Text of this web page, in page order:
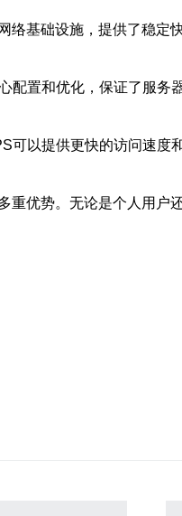
基础设施，提供了稳定
置和优化，保证了服务
以提供更快的访问速度
优势。无论是个人用户